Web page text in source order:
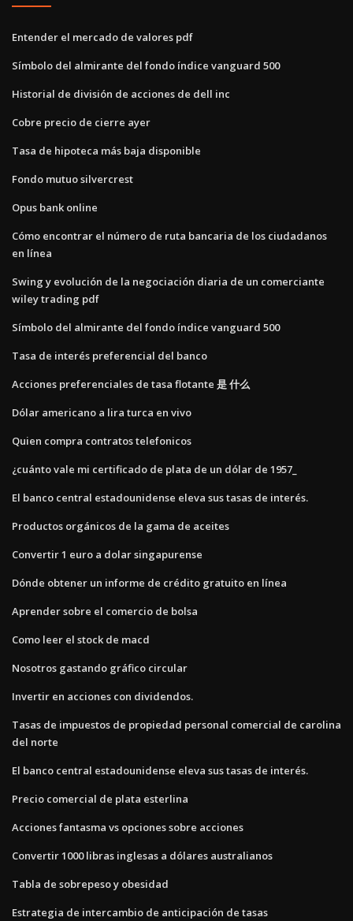
Entender el mercado de valores pdf
Símbolo del almirante del fondo índice vanguard 500
Historial de división de acciones de dell inc
Cobre precio de cierre ayer
Tasa de hipoteca más baja disponible
Fondo mutuo silvercrest
Opus bank online
Cómo encontrar el número de ruta bancaria de los ciudadanos
en línea
Swing y evolución de la negociación diaria de un comerciante
wiley trading pdf
Símbolo del almirante del fondo índice vanguard 500
Tasa de interés preferencial del banco
Acciones preferenciales de tasa flotante 是 什么
Dólar americano a lira turca en vivo
Quien compra contratos telefonicos
¿cuánto vale mi certificado de plata de un dólar de 1957_
El banco central estadounidense eleva sus tasas de interés.
Productos orgánicos de la gama de aceites
Convertir 1 euro a dolar singapurense
Dónde obtener un informe de crédito gratuito en línea
Aprender sobre el comercio de bolsa
Como leer el stock de macd
Nosotros gastando gráfico circular
Invertir en acciones con dividendos.
Tasas de impuestos de propiedad personal comercial de carolina
del norte
El banco central estadounidense eleva sus tasas de interés.
Precio comercial de plata esterlina
Acciones fantasma vs opciones sobre acciones
Convertir 1000 libras inglesas a dólares australianos
Tabla de sobrepeso y obesidad
Estrategia de intercambio de anticipación de tasas